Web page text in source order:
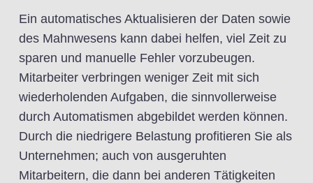
Ein automatisches Aktualisieren der Daten sowie
des Mahnwesens kann dabei helfen, viel Zeit zu
sparen und manuelle Fehler vorzubeugen.
Mitarbeiter verbringen weniger Zeit mit sich
wiederholenden Aufgaben, die sinnvollerweise
durch Automatismen abgebildet werden können.
Durch die niedrigere Belastung profitieren Sie als
Unternehmen; auch von ausgeruhten
Mitarbeitern, die dann bei anderen Tätigkeiten